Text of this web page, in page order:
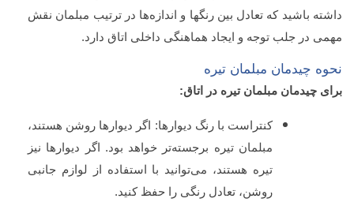
داشته باشید که تعادل بین رنگها و اندازه‌ها در ترتیب مبلمان نقش
مهمی در جلب توجه و ایجاد هماهنگی داخلی اتاق دارد.
نحوه چیدمان مبلمان تیره
برای چیدمان مبلمان تیره در اتاق:
کنتراست با رنگ دیوارها: اگر دیوارها روشن هستند،
مبلمان تیره برجسته‌تر خواهد بود. اگر دیوارها نیز
تیره هستند، می‌توانید با استفاده از لوازم جانبی
روشن، تعادل رنگی را حفظ کنید.